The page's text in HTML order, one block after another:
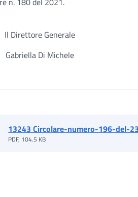
Il Direttore Generale
Gabriella Di Michele
13243 Circolare-numero-196-del-
PDF, 104.5 KB